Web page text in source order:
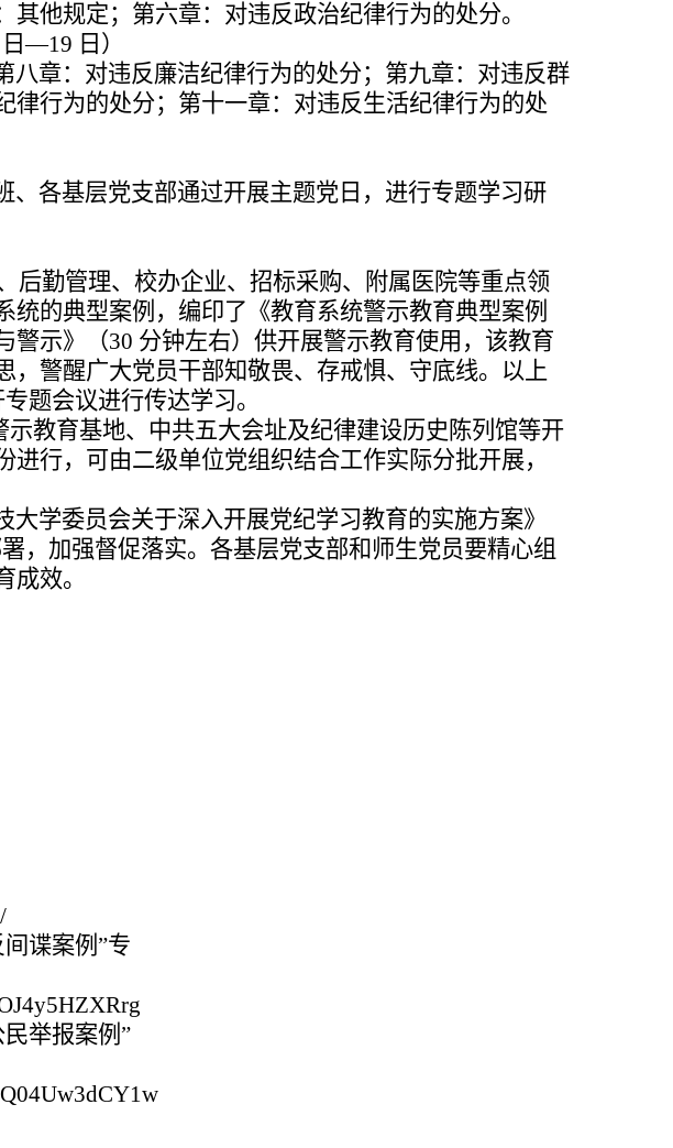
其他规定；第六章：对违反政治纪律行为的处分。
—19 日）
八章：对违反廉洁纪律行为的处分；第九章：对违反群
律行为的处分；第十一章：对违反生活纪律行为的处
、各基层党支部通过开展主题党日，进行专题学习研
后勤管理、校办企业、招标采购、附属医院等重点领
统的典型案例，编印了《教育系统警示教育典型案例
警示》（30 分钟左右）供开展警示教育使用，该教育
，警醒广大党员干部知敬畏、存戒惧、守底线。 以上
题会议进行传达学习。
教育基地、中共五大会址及纪律建设历史陈列馆等开
进行，可由二级单位党组织结合工作实际分批开展，
大学委员会关于深入开展党纪学习教育的实施方案》
，加强督促落实。各基层党支部和师生党员要精心组
效。
谍案例”专
举报案例”